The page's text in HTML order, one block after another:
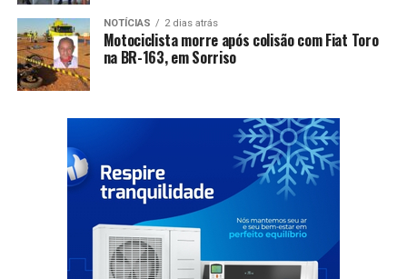
NOTÍCIAS 2 dias atrás
Motociclista morre após colisão com Fiat Toro
na BR-163, em Sorriso